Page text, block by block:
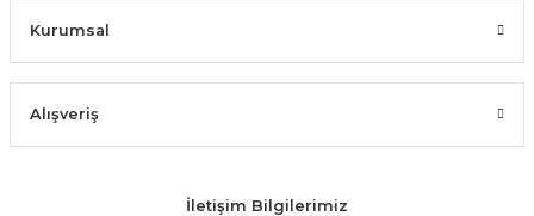
Kurumsal
Alışveriş
İletişim Bilgilerimiz